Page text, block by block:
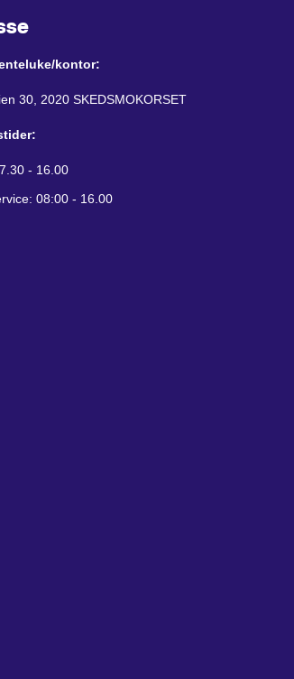
kontor:
30, 2020 SKEDSMOKORSET
- 16.00
08:00 - 16.00